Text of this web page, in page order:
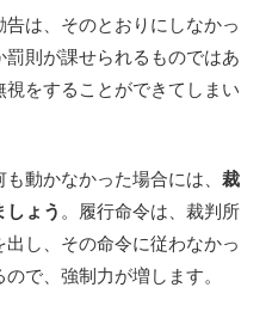
は、そのとおりにしなかっ
則が課せられるものではあ
をすることができてしまい
動かなかった場合には、 裁
しょう 。履行命令は、裁判所
し、その命令に従わなかっ
で、強制力が増します。